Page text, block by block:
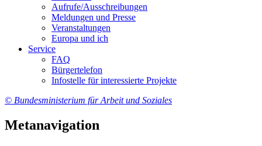
Auf­ru­fe/Aus­schrei­bun­gen
Mel­dun­gen und Pres­se
Ver­an­stal­tun­gen
Eu­ro­pa und ich
Ser­vice
FAQ
Bür­ger­te­le­fon
In­fo­stel­le für in­ter­es­sier­te Pro­jek­te
© Bundesministerium für Arbeit und Soziales
Metanavigation